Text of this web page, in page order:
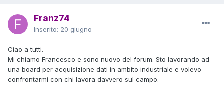
Franz74
Inserito: 20 giugno
Ciao a tutti.
Mi chiamo Francesco e sono nuovo del forum. Sto lavorando ad
una board per acquisizione dati in ambito industriale e volevo
confrontarmi con chi lavora davvero sul campo.